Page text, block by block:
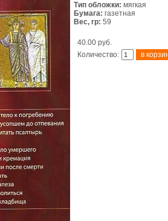
Тип обложки: мягкая
Бумага: газетная
Вес, гр: 59
40.00 руб.
Количество: